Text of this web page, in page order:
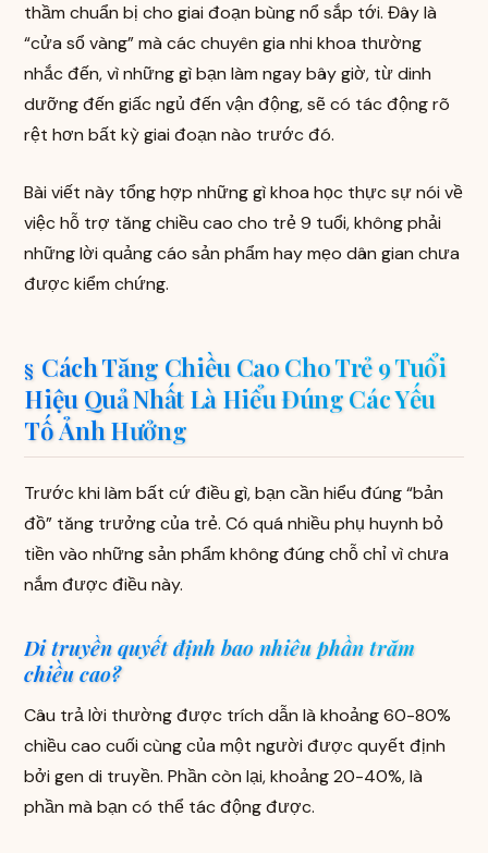
thầm chuẩn bị cho giai đoạn bùng nổ sắp tới. Đây là
“cửa sổ vàng” mà các chuyên gia nhi khoa thường
nhắc đến, vì những gì bạn làm ngay bây giờ, từ dinh
dưỡng đến giấc ngủ đến vận động, sẽ có tác động rõ
rệt hơn bất kỳ giai đoạn nào trước đó.
Bài viết này tổng hợp những gì khoa học thực sự nói về
việc hỗ trợ tăng chiều cao cho trẻ 9 tuổi, không phải
những lời quảng cáo sản phẩm hay mẹo dân gian chưa
được kiểm chứng.
Cách Tăng Chiều Cao Cho Trẻ 9 Tuổi
Hiệu Quả Nhất Là Hiểu Đúng Các Yếu
Tố Ảnh Hưởng
Trước khi làm bất cứ điều gì, bạn cần hiểu đúng “bản
đồ” tăng trưởng của trẻ. Có quá nhiều phụ huynh bỏ
tiền vào những sản phẩm không đúng chỗ chỉ vì chưa
nắm được điều này.
Di truyền quyết định bao nhiêu phần trăm
chiều cao?
Câu trả lời thường được trích dẫn là khoảng 60-80%
chiều cao cuối cùng của một người được quyết định
bởi gen di truyền. Phần còn lại, khoảng 20-40%, là
phần mà bạn có thể tác động được.